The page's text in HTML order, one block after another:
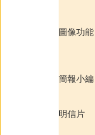
圖像功能
簡報小編
明信片